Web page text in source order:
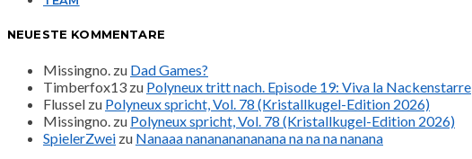
NEUESTE KOMMENTARE
Missingno. zu Dad Games?
Timberfox13 zu Polyneux tritt nach. Episode 19: Viva la Nackenstarre
Flussel zu Polyneux spricht, Vol. 78 (Kristallkugel-Edition 2026)
Missingno. zu Polyneux spricht, Vol. 78 (Kristallkugel-Edition 2026)
SpielerZwei zu Nanaaa nanananananana na na na nanana